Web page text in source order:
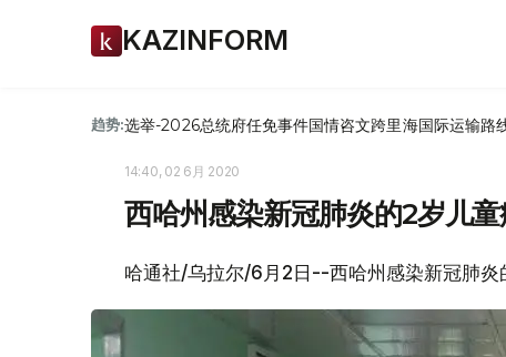
KAZINFORM
趋势:选举-2026总统府任免事件国情咨文跨里海国际运输路
14:40, 02 6月 2020
西哈州感染新冠肺炎的2岁儿
哈通社/乌拉尔/6月2日--西哈州感染新冠肺炎